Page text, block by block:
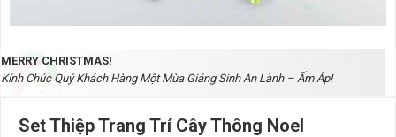
MERRY CHRISTMAS!
Kính Chúc Quý Khách Hàng Một Mùa Giáng Sinh An Lành – Ấm Áp!
Set Thiệp Trang Trí Cây Thông Noel